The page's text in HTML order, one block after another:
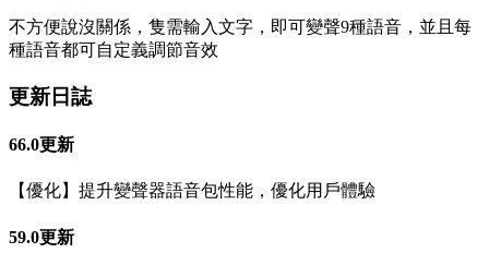
不方便說沒關係，隻需輸入文字，即可變聲9種語音，並且每
種語音都可自定義調節音效
更新日誌
66.0更新
【優化】提升變聲器語音包性能，優化用戶體驗
59.0更新